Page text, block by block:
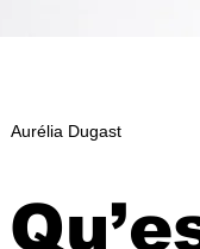
Aurélia Dugast